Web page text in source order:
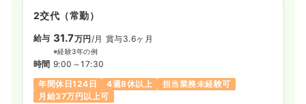
気になる
給与 お問い合わせください
2交代（常勤）
給与 31.7万円 /月 賞与3.6ヶ月
※経験3年の例
時間 9:00～17:30
年間休日124日
4週8休以上
担当業務未経験可
月給37万円以上可